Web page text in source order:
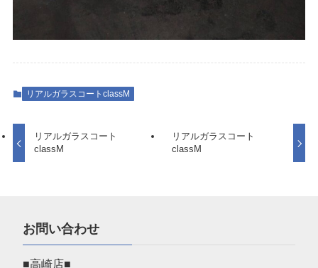
リアルガラスコートclassM
リアルガラスコート
classM
リアルガラスコート
classM
お問い合わせ
■高崎店■